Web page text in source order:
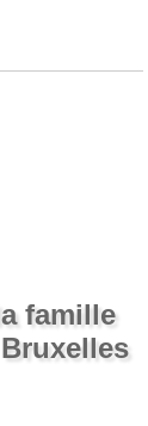
famille